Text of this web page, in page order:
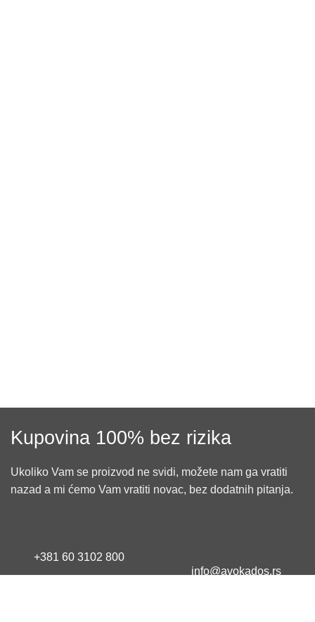
Kupovina 100% bez rizika
Ukoliko Vam se proizvod ne svidi, možete nam ga vratiti
nazad a mi ćemo Vam vratiti novac, bez dodatnih pitanja.
+381 60 3102 800
info@avokados.rs